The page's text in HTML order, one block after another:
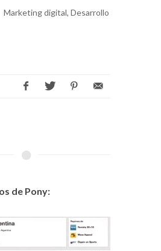
Marketing digital, Desarrollo
de Pony: